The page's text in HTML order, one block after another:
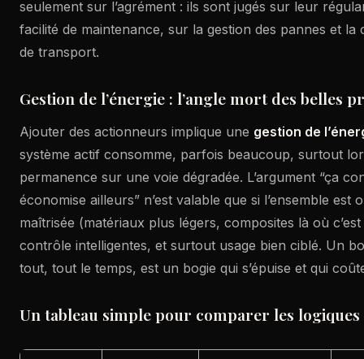
seulement sur l’agrément : ils sont jugés sur leur
facilité de maintenance, sur la gestion des pannes et la
de transport.
Gestion de l’énergie : l’angle mort des belles
Ajouter des actionneurs implique une gestion de
système actif consomme, parfois beaucoup, surtout
permanence sur une voie dégradée. L’argument “ça
économise ailleurs” n’est valable que si l’ensemble est
maîtrisée (matériaux plus légers, composites là où
contrôle intelligentes, et surtout usage bien ciblé. Un
tout, tout le temps, est un bogie qui s’épuise et qui
Un tableau simple pour comparer les logiques